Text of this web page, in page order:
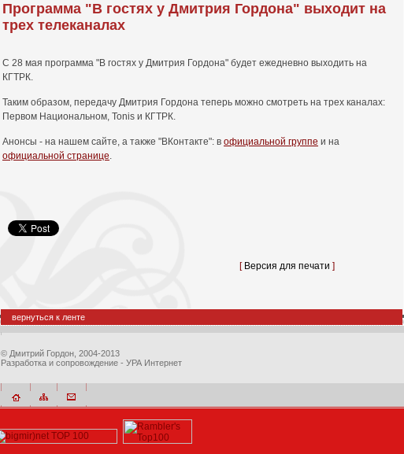
Программа "В гостях у Дмитрия Гордона" выходит на
трех телеканалах
С 28 мая программа "В гостях у Дмитрия Гордона" будет ежедневно выходить на
КГТРК.
Таким образом, передачу Дмитрия Гордона теперь можно смотреть на трех каналах:
Первом Национальном, Tonis и КГТРК.
Анонсы - на нашем сайте, а также "ВКонтакте": в официальной группе и на
официальной странице.
[ Версия для печати ]
вернуться к ленте
© Дмитрий Гордон , 2004-2013
Разработка и сопровождение - УРА Интернет